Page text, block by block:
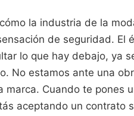
la industria de la
de seguridad. El
lo que hay debajo, ya
No estamos ante una
Cuando te pones
aceptando un contrato